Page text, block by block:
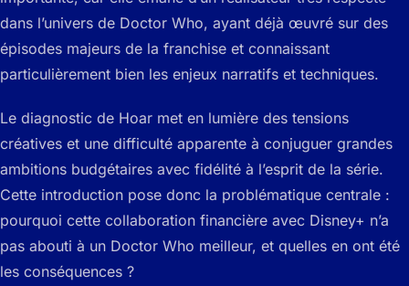
dans l’univers de Doctor Who, ayant déjà œuvré sur des
épisodes majeurs de la franchise et connaissant
particulièrement bien les enjeux narratifs et techniques.
Le diagnostic de Hoar met en lumière des tensions
créatives et une difficulté apparente à conjuguer grandes
ambitions budgétaires avec fidélité à l’esprit de la série.
Cette introduction pose donc la problématique centrale :
pourquoi cette collaboration financière avec Disney+ n’a
pas abouti à un Doctor Who meilleur, et quelles en ont été
les conséquences ?